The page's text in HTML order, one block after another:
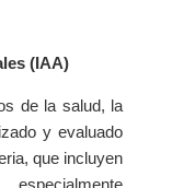
(IAA)
de la salud, la
y evaluado
que incluyen